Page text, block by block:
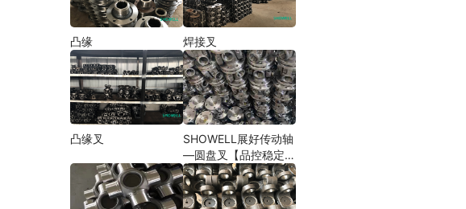
凸缘 焊接叉
凸缘叉
SHOWELL展好传动轴
—圆盘叉【品控稳定，
精密加工】